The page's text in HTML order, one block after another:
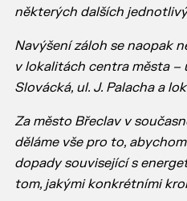
některých dalších
Navýšení záloh se naopak
v lokalitách centra města –
Slovácká, ul. J. Palacha a
Za město Břeclav v
děláme vše pro to,
dopady související s
tom, jakými konkrétními